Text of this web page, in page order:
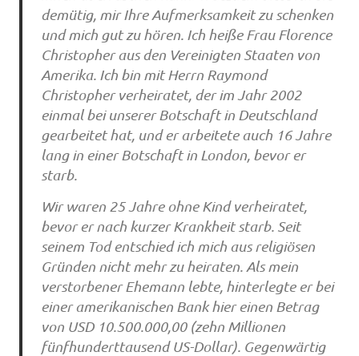
demütig, mir Ihre Aufmerksamkeit zu schenken
und mich gut zu hören. Ich heiße Frau Florence
Christopher aus den Vereinigten Staaten von
Amerika. Ich bin mit Herrn Raymond
Christopher verheiratet, der im Jahr 2002
einmal bei unserer Botschaft in Deutschland
gearbeitet hat, und er arbeitete auch 16 Jahre
lang in einer Botschaft in London, bevor er
starb.
Wir waren 25 Jahre ohne Kind verheiratet,
bevor er nach kurzer Krankheit starb. Seit
seinem Tod entschied ich mich aus religiösen
Gründen nicht mehr zu heiraten. Als mein
verstorbener Ehemann lebte, hinterlegte er bei
einer amerikanischen Bank hier einen Betrag
von USD 10.500.000,00 (zehn Millionen
fünfhunderttausend US-Dollar). Gegenwärtig